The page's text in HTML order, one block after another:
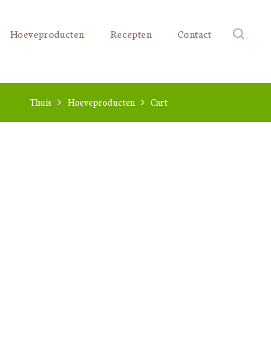
Hoeveproducten Recepten Contact
Thuis Hoeveproducten Cart